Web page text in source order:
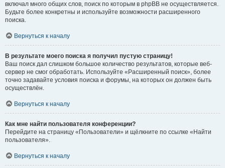
включал много общих слов, поиск по которым в phpBB не осуществляется.
Будьте более конкретны и используйте возможности расширенного
поиска.
Вернуться к началу
В результате моего поиска я получил пустую страницу!
Ваш поиск дал слишком большое количество результатов, которые веб-
сервер не смог обработать. Используйте «Расширенный поиск», более
точно задавайте условия поиска и форумы, на которых он должен быть
осуществлён.
Вернуться к началу
Как мне найти пользователя конференции?
Перейдите на страницу «Пользователи» и щёлкните по ссылке «Найти
пользователя».
Вернуться к началу